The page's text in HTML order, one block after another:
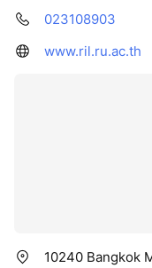
023108903
www.ril.ru.ac.th
10240 Bangkok